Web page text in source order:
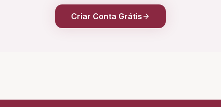
Criar Conta Grátis